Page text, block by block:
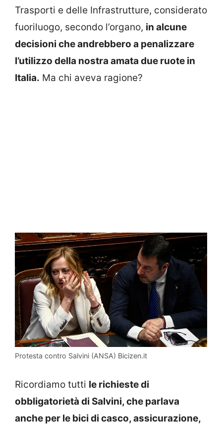
Trasporti e delle Infrastrutture, considerato
fuoriluogo, secondo l’organo, in alcune
decisioni che andrebbero a penalizzare
l’utilizzo della nostra amata due ruote in
Italia. Ma chi aveva ragione?
Protesta contro Salvini (ANSA) Bicizen.it
Ricordiamo tutti le richieste di
obbligatorietà di Salvini, che parlava
anche per le bici di casco, assicurazione,